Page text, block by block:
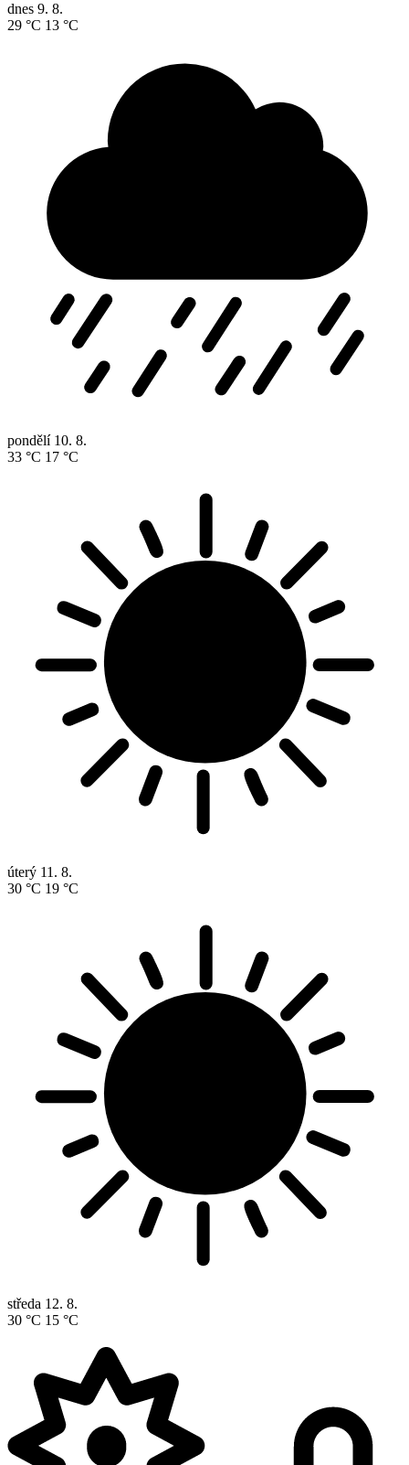
dnes 9. 8.
29 °C 13 °C
pondělí 10. 8.
33 °C 17 °C
úterý 11. 8.
30 °C 19 °C
středa 12. 8.
30 °C 15 °C